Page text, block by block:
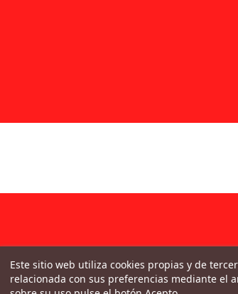
Este sitio web utiliza cookies propias y de
relacionada con sus preferencias mediante el